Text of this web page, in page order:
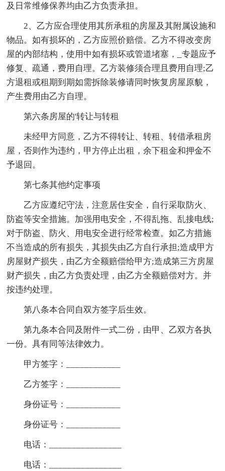
及日常维修保养均由乙方负责承担。
2、乙方应合理使用其所承租的房屋及其附属设施和
物品。如有损坏的，乙方应照价赔偿。乙方不得改变房
屋的内部结构，使用中如有损坏或管道堵塞，_专题应予
修复、疏通，费用自理。乙方装修须合理且费用自理;乙
方退租或租期到期如需拆除装修请同时恢复房屋原貌，
产生费用由乙方自理。
第六条房屋的'转让与转租
未经甲方同意，乙方不得转让、转租、转借承租房
屋，否则作为违约，甲方停止出租，余下租金和押金不
予退回。
第七条其他约定事项
乙方应遵纪守法，注意居住安全，自行采取防火、
防盗等安全措施。加强用电安全，不得乱拖、乱接电线;
对于防盗、防火、用电安全进行经常检查。如乙方措施
不当造成的所有损失，其损失由乙方自行承担;造成甲方
房屋财产损失，由乙方全额赔偿给甲方;造成第三方房屋
财产损失，由乙方负责处理，由乙方全额赔偿对方。并
按违约处理。
第八条本合同自双方签字后生效。
第九条本合同及附件一式二份，由甲、乙双方各执
一份。具有同等法律效力。
甲方签字：____________
乙方签字：____________
身份证号：____________
身份证号：____________
电话：________________
电话：________________